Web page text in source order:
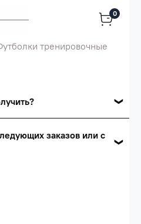
0
тренировочные
от стоимости вашего
заказов или с